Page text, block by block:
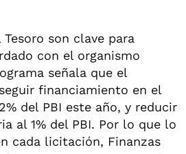
son clave para
con el organismo
señala que el
financiamiento en el
del PBI este año, y reducir
al 1% del PBI. Por lo que lo
cada licitación, Finanzas